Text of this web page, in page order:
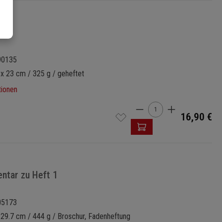
23 cm / 325 g / geheftet
Produkt Anzahl:
16,90 €
zu Heft 1
cm / 444 g / Broschur, Fadenheftung